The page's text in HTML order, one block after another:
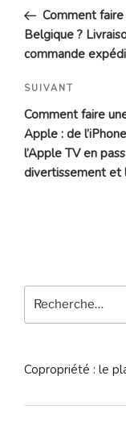
l’article
précédent
Comment
Belgique ?
commande
Article
suivant
SUIVANT
Comment faire
Apple : de
l’Apple TV en
divertissement et
pour
Copropriété : le